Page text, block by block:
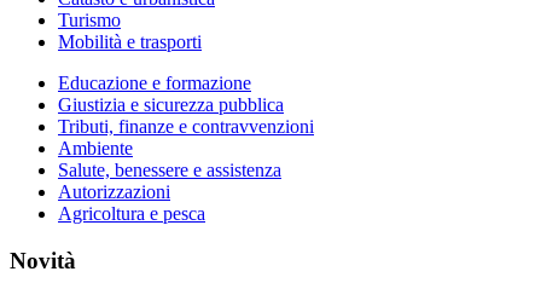
Turismo
Mobilità e trasporti
Educazione e formazione
Giustizia e sicurezza pubblica
Tributi, finanze e contravvenzioni
Ambiente
Salute, benessere e assistenza
Autorizzazioni
Agricoltura e pesca
Novità